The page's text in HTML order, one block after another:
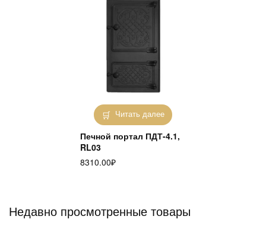
Читать далее
Печной портал ПДТ-4.1,
RL03
8310.00₽
Недавно просмотренные товары